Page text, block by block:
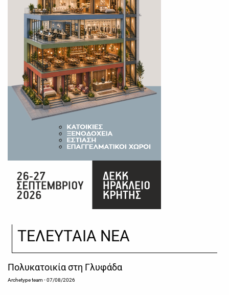
ΤΕΛΕΥΤΑΙΑ ΝΕΑ
Πολυκατοικία στη Γλυφάδα
Archetype team- 07/08/2026